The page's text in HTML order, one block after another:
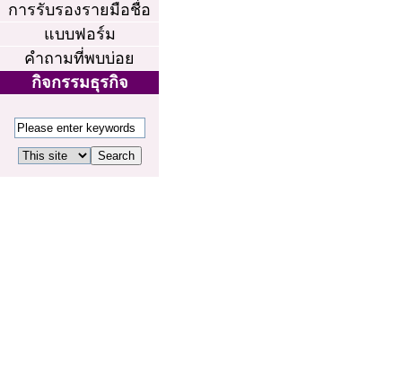
การรับรองรายมือชื่อ
แบบฟอร์ม
คำถามที่พบบ่อย
กิจกรรมธุรกิจ